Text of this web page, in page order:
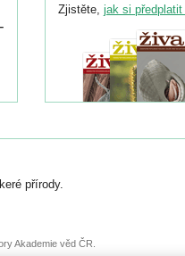
Zjistěte, jak si
přírody.
Akademie věd ČR.